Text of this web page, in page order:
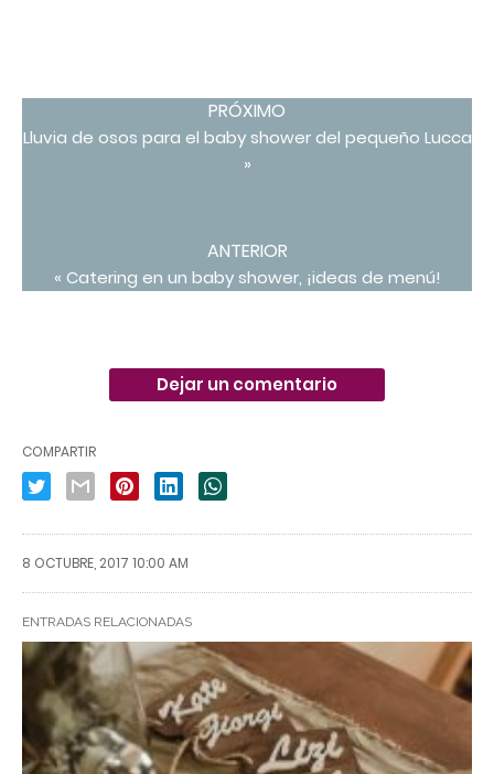
PRÓXIMO
Lluvia de osos para el baby shower del pequeño Lucca
»
ANTERIOR
« Catering en un baby shower, ¡ideas de menú!
Dejar un comentario
COMPARTIR
8 OCTUBRE, 2017 10:00 AM
ENTRADAS RELACIONADAS